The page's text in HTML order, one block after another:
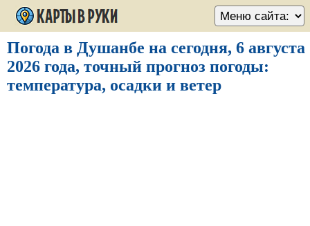
Погода в Душанбе на сегодня, 6 августа
2026 года, точный прогноз погоды:
температура, осадки и ветер